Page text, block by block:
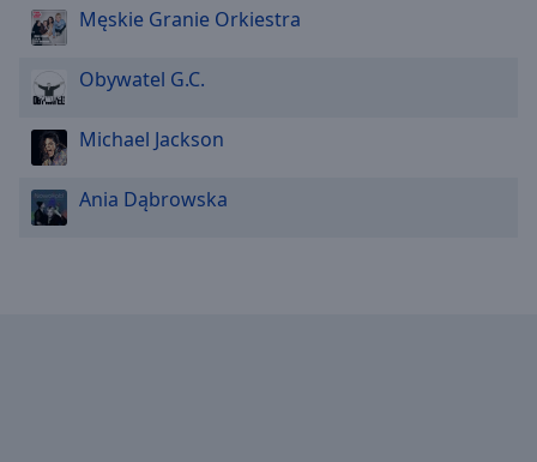
Reset
Done
Modal
Dialog
End
window.
Męskie Granie Orkiestra
Obywatel G.C.
Michael Jackson
Ania Dąbrowska